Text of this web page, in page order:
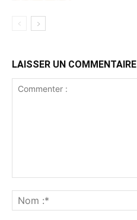
LAISSER UN COMMENTAIRE